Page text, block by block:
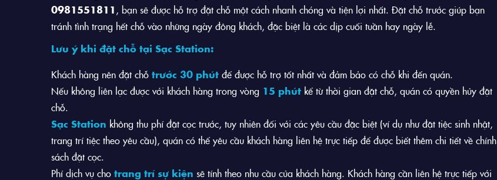
0981551811 , bạn sẽ được hỗ trợ đặt chỗ một cách nhanh chóng và tiện lợi nhất. Đặt chỗ trước giúp bạn
tránh tình trạng hết chỗ vào những ngày đông khách, đặc biệt là các dịp cuối tuần hay ngày lễ.
Lưu ý khi đặt chỗ tại Sạc Station:
Khách hàng nên đặt chỗ trước 30 phút để được hỗ trợ tốt nhất và đảm bảo có chỗ khi đến quán.
Nếu không liên lạc được với khách hàng trong vòng 15 phút kể từ thời gian đặt chỗ, quán có quyền hủy đặt
chỗ.
Sạc Station không thu phí đặt cọc trước, tuy nhiên đối với các yêu cầu đặc biệt (ví dụ như đặt tiệc sinh nhật,
trang trí tiệc theo yêu cầu), quán có thể yêu cầu khách hàng liên hệ trực tiếp để được biết thêm chi tiết về chính
sách đặt cọc.
Phí dịch vụ cho trang trí sự kiện sẽ tính theo nhu cầu của khách hàng. Khách hàng cần liên hệ trực tiếp với